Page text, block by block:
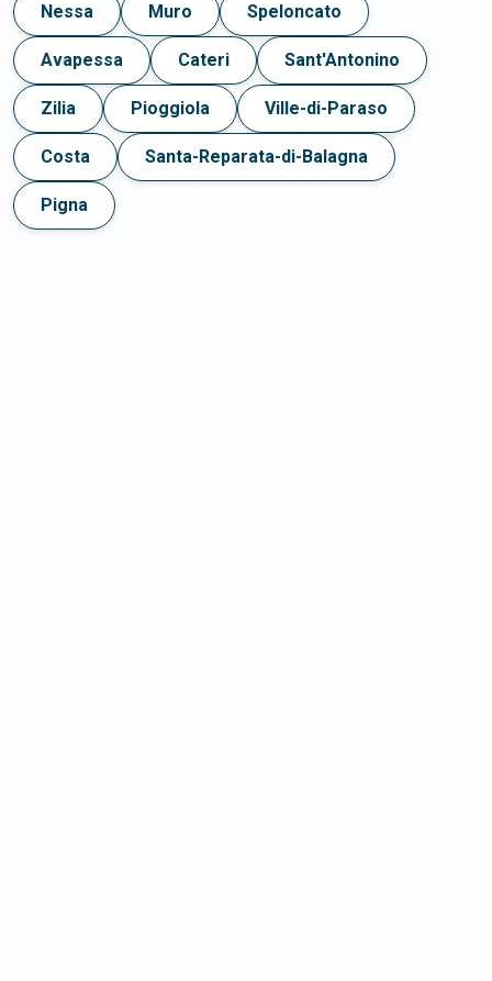
Nessa Muro Speloncato
Avapessa Cateri Sant'Antonino
Zilia Pioggiola Ville-di-Paraso
Costa Santa-Reparata-di-Balagna
Pigna